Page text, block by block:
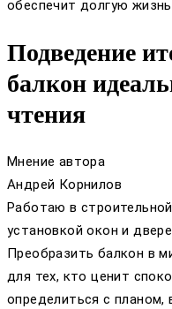
обеспечит долгую жизнь
Подведение
балкон
чтения
Мнение автора
Андрей Корнилов
Работаю в
установкой окон и
Преобразить балкон в
для тех, кто ценит
определиться с планом,